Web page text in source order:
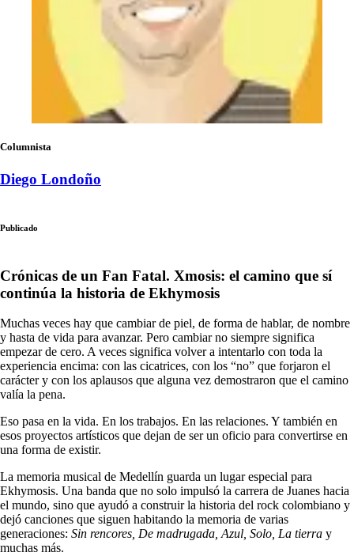
Columnista
Diego Londoño
Publicado
Crónicas de un Fan Fatal. Xmosis: el camino que sí
continúa la historia de Ekhymosis
Muchas veces hay que cambiar de piel, de forma de hablar, de nombre
y hasta de vida para avanzar. Pero cambiar no siempre significa
empezar de cero. A veces significa volver a intentarlo con toda la
experiencia encima: con las cicatrices, con los “no” que forjaron el
carácter y con los aplausos que alguna vez demostraron que el camino
valía la pena.
Eso pasa en la vida. En los trabajos. En las relaciones. Y también en
esos proyectos artísticos que dejan de ser un oficio para convertirse en
una forma de existir.
La memoria musical de Medellín guarda un lugar especial para
Ekhymosis. Una banda que no solo impulsó la carrera de Juanes hacia
el mundo, sino que ayudó a construir la historia del rock colombiano y
dejó canciones que siguen habitando la memoria de varias
generaciones: Sin rencores, De madrugada, Azul, Solo, La tierra y
muchas más.